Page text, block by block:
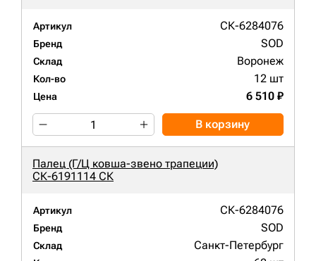
Артикул СК-6284076
Бренд SOD
Склад Воронеж
Кол-во 12 шт
Цена 6 510 ₽
В корзину
Палец (Г/Ц ковша-звено трапеции)
СК-6191114 СК
Артикул СК-6284076
Бренд SOD
Склад Санкт-Петербург